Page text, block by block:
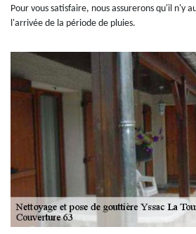
Pour vous satisfaire, nous assurerons qu'il n'y
l'arrivée de la période de pluies.